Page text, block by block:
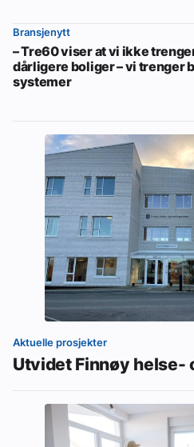
Bransjenytt
– Tre60 viser at vi ikke
dårligere boliger – vi trenger
systemer
Aktuelle prosjekter
Utvidet Finnøy helse-